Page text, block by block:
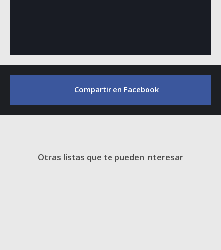
Compartir en Facebook
Otras listas que te pueden interesar